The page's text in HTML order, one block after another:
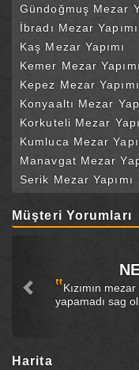
Gündoğmuş Mezar
İbradı Mezar Yapımı
Kaş Mezar Yapımı
Kemer Mezar Yapımı
Kepez Mezar Yapımı
Konyaaltı Mezar
Korkuteli Mezar
Kumluca Mezar
Manavgat Mezar
Serik Mezar Yapımı
Müşteri Yorumları
NESRIN
mezar taşını mor
sag olsun mehmet
Harita